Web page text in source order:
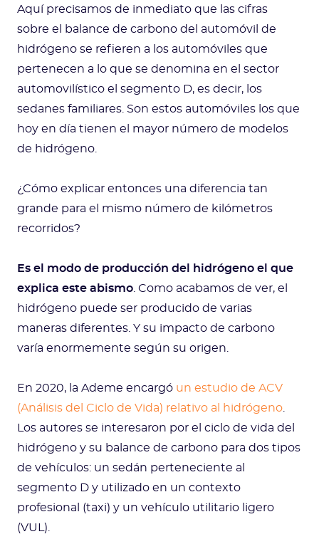
Aquí precisamos de inmediato que las cifras
sobre el balance de carbono del automóvil de
hidrógeno se refieren a los automóviles que
pertenecen a lo que se denomina en el sector
automovilístico el segmento D, es decir, los
sedanes familiares. Son estos automóviles los que
hoy en día tienen el mayor número de modelos
de hidrógeno.
¿Cómo explicar entonces una diferencia tan
grande para el mismo número de kilómetros
recorridos?
Es el modo de producción del hidrógeno el que
explica este abismo . Como acabamos de ver, el
hidrógeno puede ser producido de varias
maneras diferentes. Y su impacto de carbono
varía enormemente según su origen.
En 2020, la Ademe encargó un estudio de ACV
(Análisis del Ciclo de Vida) relativo al hidrógeno
Los autores se interesaron por el ciclo de vida del
hidrógeno y su balance de carbono para dos tipos
de vehículos: un sedán perteneciente al
segmento D y utilizado en un contexto
profesional (taxi) y un vehículo utilitario ligero
(VUL).